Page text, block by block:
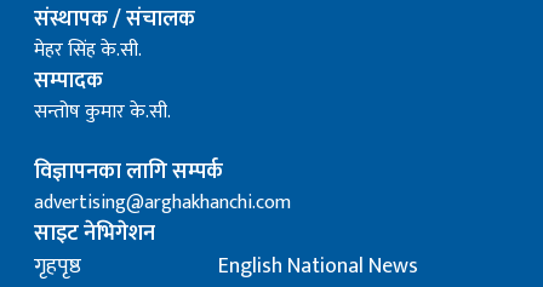
संस्थापक / संचालक
मेहर सिंह के.सी.
सम्पादक
सन्तोष कुमार के.सी.
विज्ञापनका लागि सम्पर्क
advertising@arghakhanchi.com
साइट नेभिगेशन
गृहपृष्ठ
English National News